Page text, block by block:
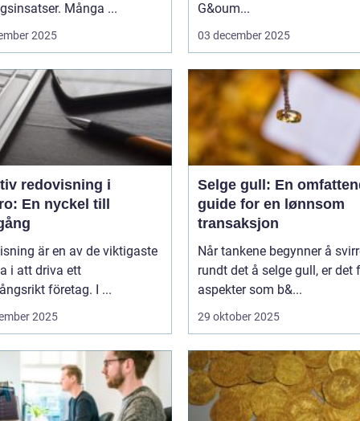
Många ...
2025
G&oum...
03 december 2025
redovisning i
En nyckel till
är en av de viktigaste
i att driva ett
företag. I ...
2025
Selge gull: En
guide for en lønnsom
transaksjon
Når tankene begynner å
rundt det å selge gull, er det
aspekter som b&...
29 oktober 2025